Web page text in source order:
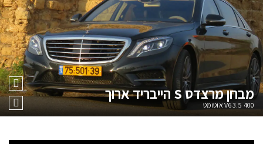
מבחןמרצדס S הייבריד ארוך
400 3.5 V6 אוטומט